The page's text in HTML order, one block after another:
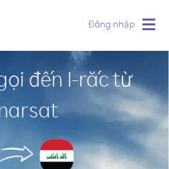
Đăng nhập
đến I-rắc từ